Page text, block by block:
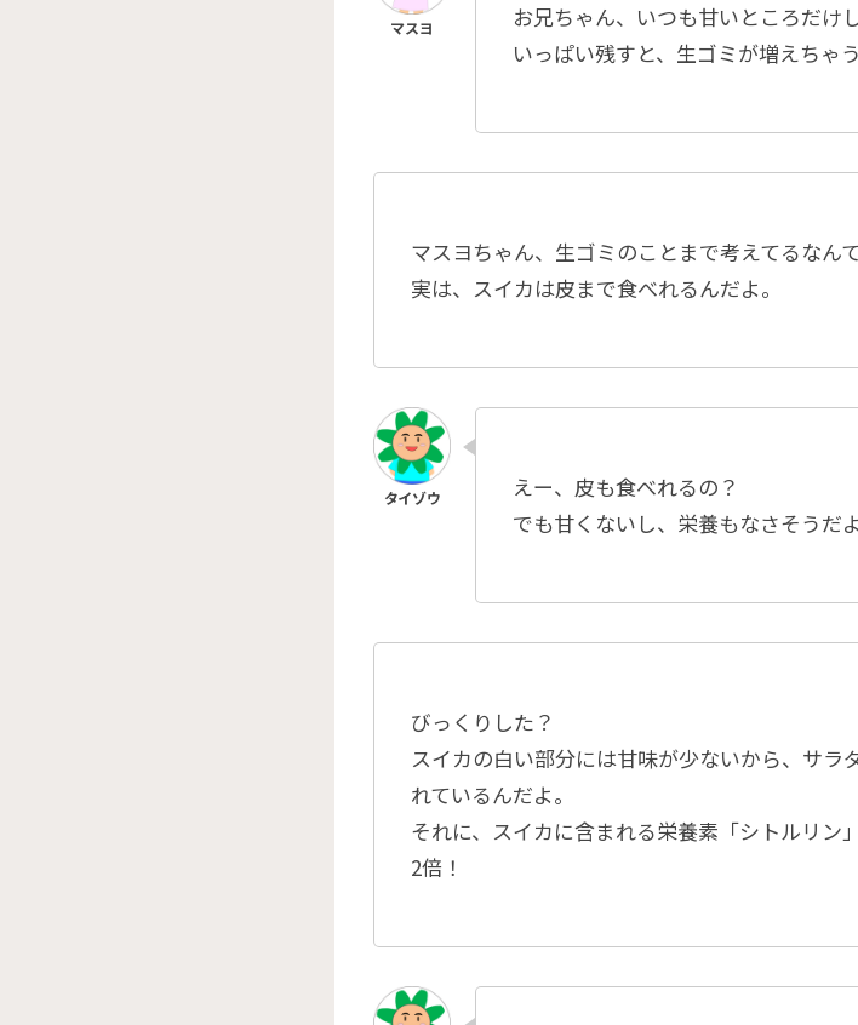
お兄ちゃん、いつも甘いところだけ
いっぱい残すと、生ゴミが増えちゃう
マスヨちゃん、生ゴミのことまで考えてるなん
実は、スイカは皮まで食べれるんだよ。
えー、皮も食べれるの？
でも甘くないし、栄養もなさそうだよ
びっくりした？
スイカの白い部分には甘味が少ないから、サラ
れているんだよ。
それに、スイカに含まれる栄養素「シトルリン
2倍！